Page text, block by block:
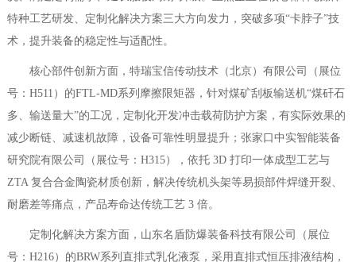
特种工艺研发、定制化解决方案三大方向发力，突破多项“卡脖子”技
术，提升装备的稳定性与适配性。
核心部件创新方面，特瑞宝信传动技术（北京）有限公司（展位
号：H511）的FTL-MD系列摩擦限矩器，针对煤矿刮板输送机“煤矸石
多、输送量大”的工况，定制化开发冲击载荷防护方案，有实际效果的
减少断链、减速机故障，设备可靠性明显提升；张家口中实智能装备
研究院有限公司（展位号：H315），依托 3D 打印一体成型工艺与
ZTA 复合合金陶瓷材质创新，解决传统机头架等易损部件焊缝开裂、
耐磨差等痛点，产品寿命达传统工艺 3 倍。
定制化解决方案方面，山东名盾防爆装备科技有限公司（展位
号：H216）的BRW系列直排式乳化液泵，采用直排式恒压排液结构，